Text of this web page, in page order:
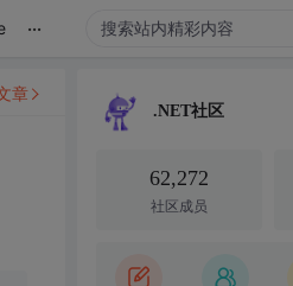
...
章
.NET社区
62,272
社区成员